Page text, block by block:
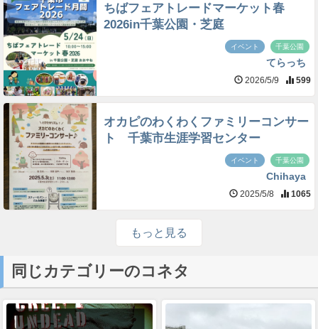
ちばフェアトレードマーケット春
2026in千葉公園・芝庭
イベント 千葉公園
てらっち
2026/5/9 599
オカピのわくわくファミリーコンサー
ト 千葉市生涯学習センター
イベント 千葉公園
Chihaya
2025/5/8 1065
もっと見る
同じカテゴリーのコネタ